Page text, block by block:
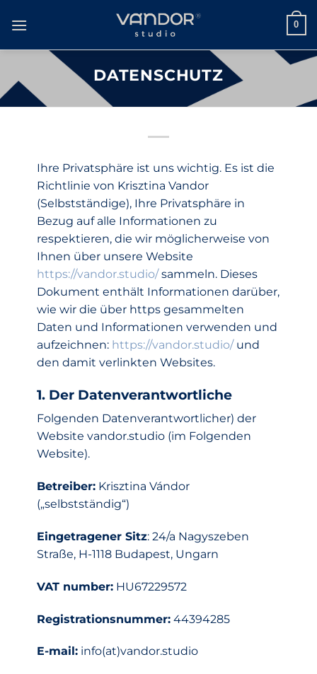
Inhalt
0
DATENSCHUTZ
Ihre Privatsphäre ist uns wichtig. Es ist die
Richtlinie von Krisztina Vandor
(Selbstständige), Ihre Privatsphäre in
Bezug auf alle Informationen zu
respektieren, die wir möglicherweise von
Ihnen über unsere Website
https://vandor.studio/sammeln. Dieses
Dokument enthält Informationen darüber,
wie wir die über https gesammelten
Daten und Informationen verwenden und
aufzeichnen: https://vandor.studio/und
den damit verlinkten Websites.
1. Der Datenverantwortliche
Folgenden Datenverantwortlicher) der
Website vandor.studio (im Folgenden
Website).
Betreiber: Krisztina Vándor
(„selbstständig“)
Eingetragener Sitz: 24/a Nagyszeben
Straße, H-1118 Budapest, Ungarn
VAT number: HU67229572
Registrationsnummer: 44394285
E-mail: info(at)vandor.studio